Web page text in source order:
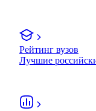
Рейтинг вузов
Лучшие